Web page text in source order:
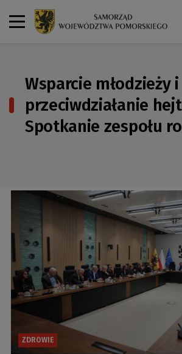
Wsparcie młodzieży i
przeciwdziałanie
Spotkanie zespołu
ZDROWIE